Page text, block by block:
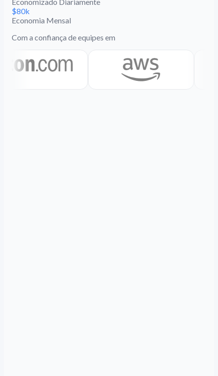
$80k
Economia Mensal
Com a confiança de equipes em